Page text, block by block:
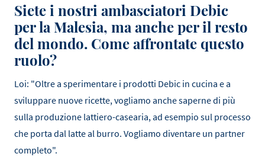
Siete i nostri ambasciatori Debic
per la Malesia, ma anche per il resto
del mondo. Come affrontate questo
ruolo?
Loi: "Oltre a sperimentare i prodotti Debic in cucina e a
sviluppare nuove ricette, vogliamo anche saperne di più
sulla produzione lattiero-casearia, ad esempio sul processo
che porta dal latte al burro. Vogliamo diventare un partner
completo".